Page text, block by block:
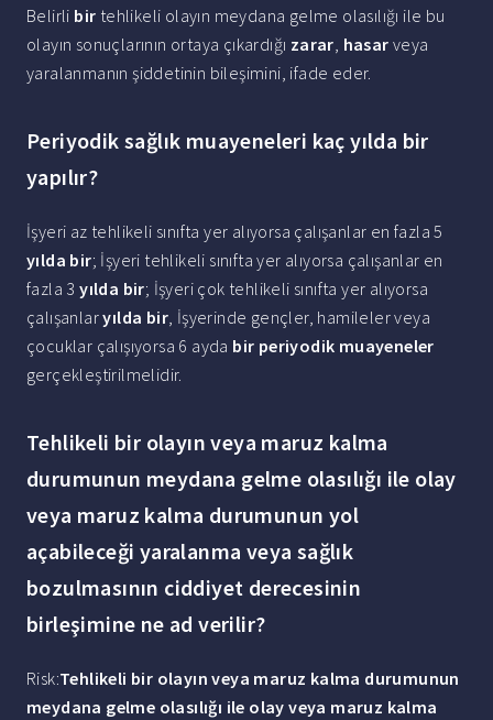
Belirli bir tehlikeli olayın meydana gelme olasılığı ile bu
olayın sonuçlarının ortaya çıkardığı zarar, hasar veya
yaralanmanın şiddetinin bileşimini, ifade eder.
Periyodik sağlık muayeneleri kaç yılda bir
yapılır?
İşyeri az tehlikeli sınıfta yer alıyorsa çalışanlar en fazla 5
yılda bir; İşyeri tehlikeli sınıfta yer alıyorsa çalışanlar en
fazla 3yılda bir; İşyeri çok tehlikeli sınıfta yer alıyorsa
çalışanlaryılda bir, İşyerinde gençler, hamileler veya
çocuklar çalışıyorsa 6 ayda bir periyodik muayeneler
gerçekleştirilmelidir.
Tehlikeli bir olayın veya maruz kalma
durumunun meydana gelme olasılığı ile olay
veya maruz kalma durumunun yol
açabileceği yaralanma veya sağlık
bozulmasının ciddiyet derecesinin
birleşimine ne ad verilir?
Risk:Tehlikeli bir olayın veya maruz kalma durumunun
meydana gelme olasılığı ile olay veya maruz kalma